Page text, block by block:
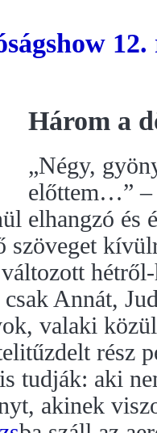
Három a
„Négy,
előttem…”
elhangzó és
szöveget
csak Annát,
valaki
rész
tudják: aki
akinek